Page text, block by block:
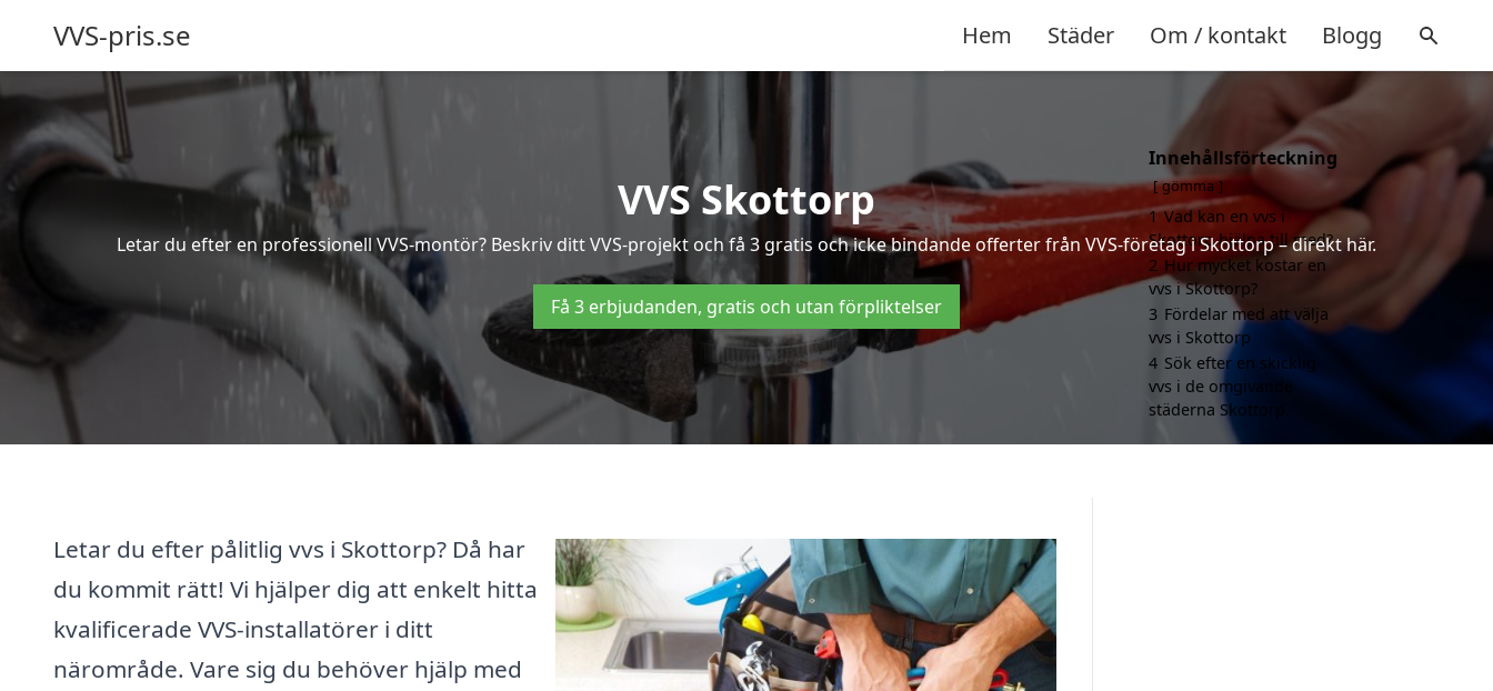
VVS-pris.se Hem Städer Om / kontakt Blogg
VVS Skottorp
Letar du efter en professionell VVS-montör? Beskriv ditt VVS-projekt och få 3 gratis och icke bindande offerter från VVS-företag i Skottorp – direkt här.
Få 3 erbjudanden, gratis och utan förpliktelser
Letar du efter pålitlig vvs i Skottorp? Då har
du kommit rätt! Vi hjälper dig att enkelt hitta
kvalificerade VVS-installatörer i ditt
närområde. Vare sig du behöver hjälp med
Innehållsförteckning
gömma
1 Vad kan en vvs i
Skottorp hjälpa till med?
2 Hur mycket kostar en
vvs i Skottorp?
3 Fördelar med att välja
vvs i Skottorp
4 Sök efter en skicklig
vvs i de omgivande
städerna Skottorp